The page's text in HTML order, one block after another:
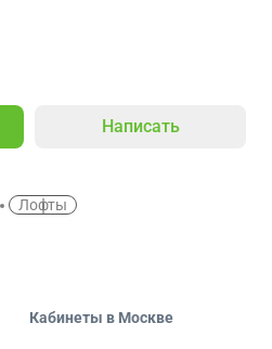
Написать
Лофты
Кабинеты в Москве